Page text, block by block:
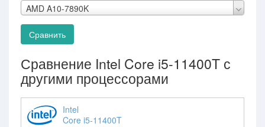
AMD A10-7890K
Сравнить
Сравнение Intel Core i5-11400T с
другими процессорами
Intel
Core i5-11400T